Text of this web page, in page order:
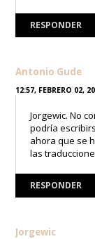
RESPONDER
Antonio Gude
12:57, FEBRERO 02,
Jorgewic. No
podría
ahora que se
las
RESPONDER
Jorgewic